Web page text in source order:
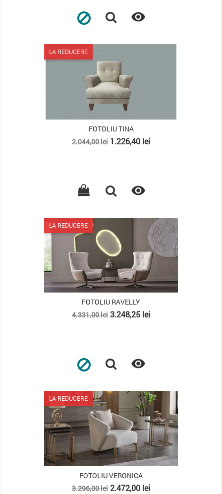

LA REDUCERE
FOTOLIU TINA
Pret
2.044,00 lei Pret
1.226,40 lei

LA REDUCERE
FOTOLIU RAVELLY
Pret
4.331,00 lei Pret
3.248,25 lei

LA REDUCERE
FOTOLIU VERONICA
Pret
3.296,00 lei Pret
2.472,00 lei